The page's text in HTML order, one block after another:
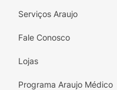
Serviços Araujo
Fale Conosco
Lojas
Programa Araujo Médico